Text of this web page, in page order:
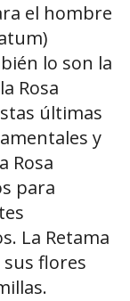
el hombre
lo son la
Rosa
últimas
y
Rosa
para
La Retama
flores